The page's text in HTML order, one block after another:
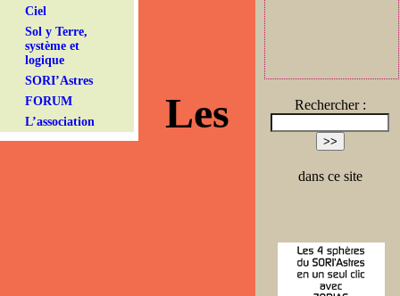
Ciel
Sol y Terre,
système et
logique
SORI’Astres
FORUM
L’association
Rechercher :
dans ce site
Les